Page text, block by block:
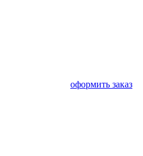
оформить заказ